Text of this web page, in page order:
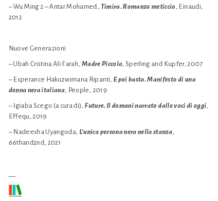
– Wu Ming 2 – Antar Mohamed, Timira. Romanzo meticcio , Einaudi,
2012
Nuove Generazioni
– Ubah Cristina Ali Farah, Madre Piccola , Sperling and Kupfer, 2007
– Esperance Hakuzwimana Ripanti, E poi basta. Manifesto di una
donna nera italiana , People, 2019
– Igiaba Scego (a cura di), Future. Il domani narrato dalle voci di oggi
Effequ, 2019
– Nadeesha Uyangoda, L’unica persona nera nella stanza
66thand2nd, 2021